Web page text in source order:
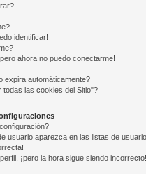
identificar!
ahora no puedo conectarme!
expira automáticamente?
todas las cookies del Sitio"?
usuario aparezca en las listas de
¡pero la hora sigue siendo incorrecto!